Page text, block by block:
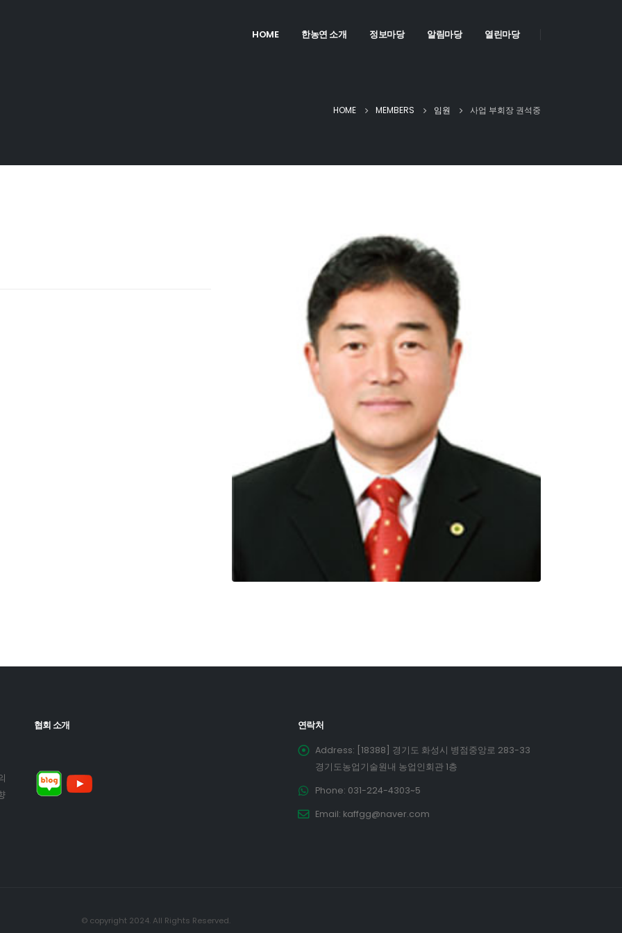
HOME 한농연 소개 정보마당 알림마당 열린마당
HOME MEMBERS 임원 사업 부회장 권석중
협회 소개 연락처
Address: [18388] 경기도 화성시 병점중앙로 283-33
경기도농업기술원내 농업인회관 1층
Phone: 031-224-4303~5
Email: kaffgg@naver.com
© copyright 2024. All Rights Reserved.